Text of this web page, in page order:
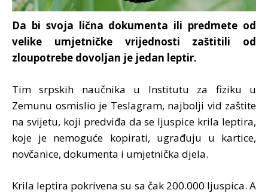
Da bi svoja lična dokumenta ili predmete od
velike umjetničke vrijednosti zaštitili od
zloupotrebe dovoljan je jedan leptir.
Tim srpskih naučnika u Institutu za fiziku u
Zemunu osmislio je Teslagram, najbolji vid zaštite
na svijetu, koji predviđa da se ljuspice krila leptira,
koje je nemoguće kopirati, ugrađuju u kartice,
novčanice, dokumenta i umjetnička djela.
Krila leptira pokrivena su sa čak 200.000 ljuspica. A